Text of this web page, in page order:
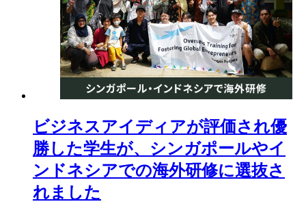
ビジネスアイディアが評価され優
勝した学生が、シンガポールやイ
ンドネシアでの海外研修に選抜さ
れました